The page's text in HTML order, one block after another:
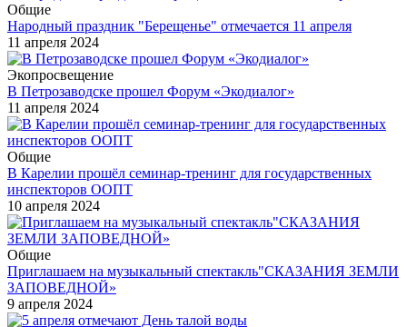
Общие
Народный праздник "Берещенье" отмечается 11 апреля
11 апреля 2024
Экопросвещение
В Петрозаводске прошел Форум «Экодиалог»
11 апреля 2024
Общие
В Карелии прошёл семинар-тренинг для государственных
инспекторов ООПТ
10 апреля 2024
Общие
Приглашаем на музыкальный спектакль"СКАЗАНИЯ ЗЕМЛИ
ЗАПОВЕДНОЙ»
9 апреля 2024